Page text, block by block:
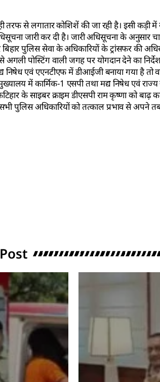
तरफ से लगातार कोशिशें की जा रही है। इसी कड़ी
जारी कर दी है। जारी अधिसूचना के अनुसार
पुलिस सेवा के अधिकारियों के ट्रांसफर की
पोस्टिंग वाली जगह पर योगदान देने का
एवं एएनटीएफ में डीआईजी बनाया गया है तो
में कार्मिक-1 एसपी तथा मद्य निषेध एवं राज्य
के साइबर क्राइम डीएसपी राम कृष्णा को बाढ़
पुलिस अधिकारियों को तत्काल प्रभाव से अपने